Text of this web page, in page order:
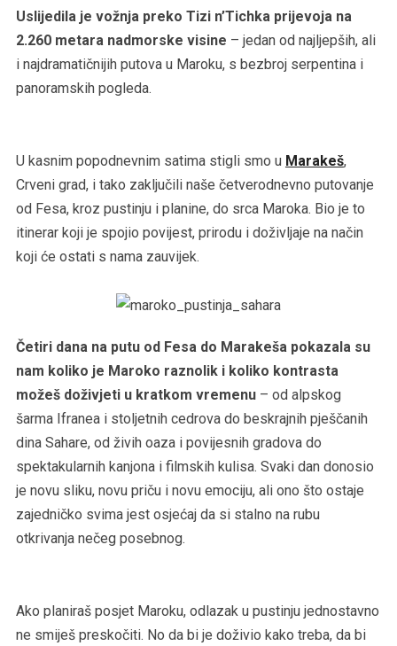
Uslijedila je vožnja preko Tizi n’Tichka prijevoja na
2.260 metara nadmorske visine – jedan od najljepših, ali
i najdramatičnijih putova u Maroku, s bezbroj serpentina i
panoramskih pogleda.
U kasnim popodnevnim satima stigli smo u Marakeš,
Crveni grad, i tako zaključili naše četverodnevno putovanje
od Fesa, kroz pustinju i planine, do srca Maroka. Bio je to
itinerar koji je spojio povijest, prirodu i doživljaje na način
koji će ostati s nama zauvijek.
Četiri dana na putu od Fesa do Marakeša pokazala su
nam koliko je Maroko raznolik i koliko kontrasta
možeš doživjeti u kratkom vremenu– od alpskog
šarma Ifranea i stoljetnih cedrova do beskrajnih pješčanih
dina Sahare, od živih oaza i povijesnih gradova do
spektakularnih kanjona i filmskih kulisa. Svaki dan donosio
je novu sliku, novu priču i novu emociju, ali ono što ostaje
zajedničko svima jest osjećaj da si stalno na rubu
otkrivanja nečeg posebnog.
Ako planiraš posjet Maroku, odlazak u pustinju jednostavno
ne smiješ preskočiti. No da bi je doživio kako treba, da bi